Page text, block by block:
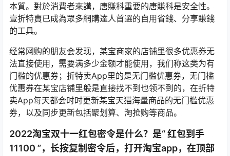
本質。對於消費者來講，唐賺科重要的唐賺科是安全性。
壹折特賣已成為眾多網購達人首選的自用省錢、分享賺錢
的工具。
经常网购的朋友会发现，某宝商家的店铺里很多优惠券无
法直接使用，需要满多少金额才能使用，我们称这类为有
门槛的优惠券；折特卖App里的是无门槛优惠券，无门槛
优惠券在某宝店铺里般是直接找不到也领不到的，在折特
卖App每天都会时时更新某宝天猫海量商品的无门槛优惠
券，以及同步更新包括聚划算、淘抢购等商品。
2022淘宝双十一红包密令是什么？是“ 红包到手
11100 ”，长按复制密令后，打开淘宝app，在顶部